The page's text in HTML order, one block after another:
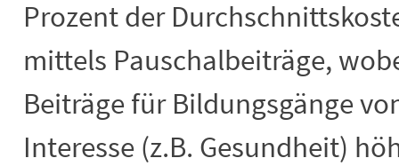
Prozent der
mittels Pauschalbeiträge,
Beiträge für Bildungsgänge
Interesse (z.B. Gesundheit)